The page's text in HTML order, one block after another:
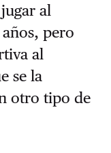
al
pero
al
se la
otro tipo de